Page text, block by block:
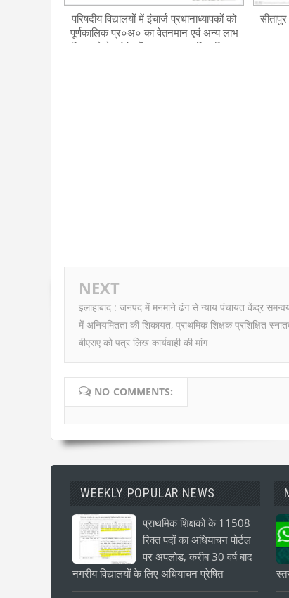
परिषदीय विद्यालयों में इंचार्ज प्रधानाध्यापकों को
पूर्णकालिक प्र०अ० का वेतनमान एवं अन्य लाभ
दिए जाने के संबंध में उ०प्र० प्राथमिक शिक्षक
NEXT
इलाहाबाद : जनपद में मनमाने ढंग से न्याय पंचायत केंद्र
में अनियमितता की शिकायत, प्राथमिक शिक्षक प्रशिक्षित
बीएसए को पत्र लिख कार्यवाही की मांग
NO COMMENTS:
WEEKLY POPULAR NEWS
प्राथमिक शिक्षकों के 11508
रिक्त पदों का अधियाचन पोर्टल
पर अपलोड, करीब 30 वर्ष बाद
नगरीय विद्यालयों के लिए अधियाचन प्रेषित